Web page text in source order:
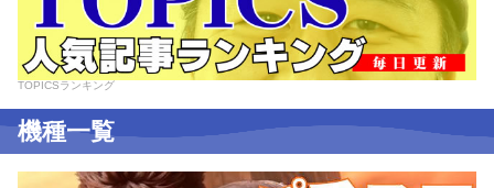
TOPICSランキング
機種一覧